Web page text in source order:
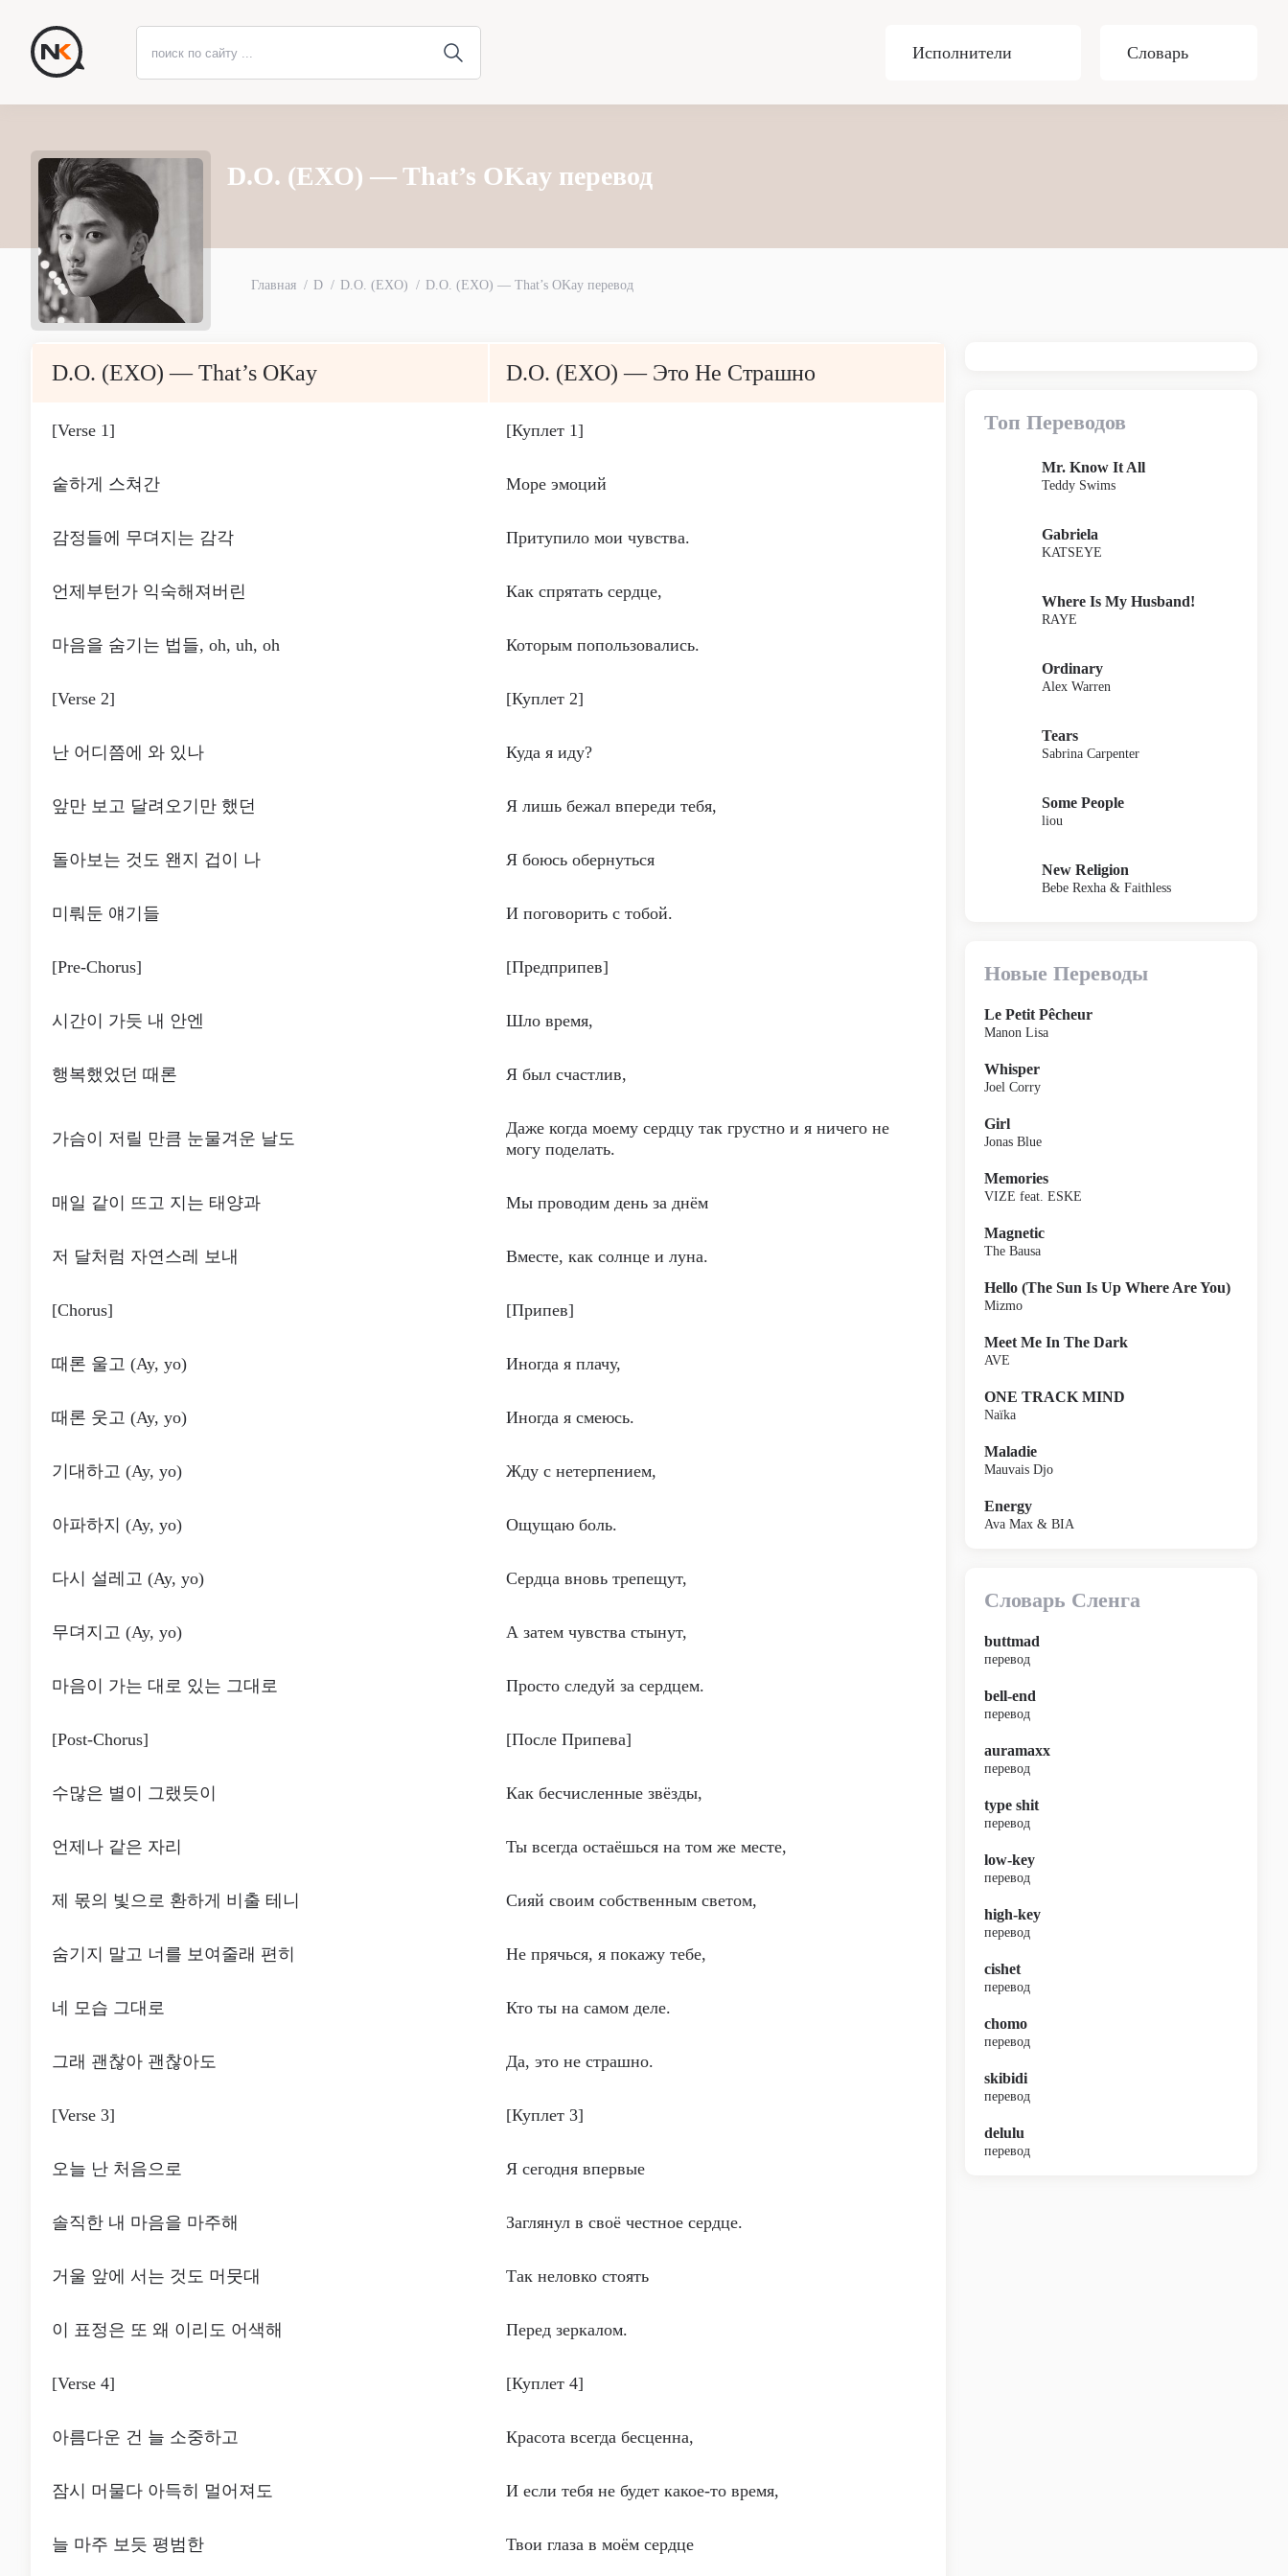
Исполнители Словарь
D.O. (EXO) — That’s OKay перевод
Главная D D.O. (EXO) D.O. (EXO) — That’s OKay перевод
D.O. (EXO) — That’s OKay D.O. (EXO) — Это Не Страшно
[Verse 1] [Куплет 1]
숱하게 스쳐간 Море эмоций
감정들에 무뎌지는 감각 Притупило мои чувства.
언제부턴가 익숙해져버린 Как спрятать сердце,
마음을 숨기는 법들, oh, uh, oh Которым попользовались.
[Verse 2] [Куплет 2]
난 어디쯤에 와 있나 Куда я иду?
앞만 보고 달려오기만 했던 Я лишь бежал впереди тебя,
돌아보는 것도 왠지 겁이 나 Я боюсь обернуться
미뤄둔 얘기들 И поговорить с тобой.
[Pre-Chorus] [Предприпев]
시간이 가듯 내 안엔 Шло время,
행복했었던 때론 Я был счастлив,
가슴이 저릴 만큼 눈물겨운 날도
Даже когда моему сердцу так грустно и я ничего не
могу поделать.
매일 같이 뜨고 지는 태양과 Мы проводим день за днём
저 달처럼 자연스레 보내 Вместе, как солнце и луна.
[Chorus] [Припев]
때론 울고 (Ay, yo) Иногда я плачу,
때론 웃고 (Ay, yo) Иногда я смеюсь.
기대하고 (Ay, yo) Жду с нетерпением,
아파하지 (Ay, yo) Ощущаю боль.
다시 설레고 (Ay, yo) Сердца вновь трепещут,
무뎌지고 (Ay, yo) А затем чувства стынут,
마음이 가는 대로 있는 그대로 Просто следуй за сердцем.
[Post-Chorus] [После Припева]
수많은 별이 그랬듯이 Как бесчисленные звёзды,
언제나 같은 자리 Ты всегда остаёшься на том же месте,
제 몫의 빛으로 환하게 비출 테니 Сияй своим собственным светом,
숨기지 말고 너를 보여줄래 편히 Не прячься, я покажу тебе,
네 모습 그대로 Кто ты на самом деле.
그래 괜찮아 괜찮아도 Да, это не страшно.
[Verse 3] [Куплет 3]
오늘 난 처음으로 Я сегодня впервые
솔직한 내 마음을 마주해 Заглянул в своё честное сердце.
거울 앞에 서는 것도 머뭇대 Так неловко стоять
이 표정은 또 왜 이리도 어색해 Перед зеркалом.
[Verse 4] [Куплет 4]
아름다운 건 늘 소중하고 Красота всегда бесценна,
잠시 머물다 아득히 멀어져도 И если тебя не будет какое-то время,
늘 마주 보듯 평범한 Твои глаза в моём сердце
Топ Переводов
Mr. Know It All
Teddy Swims
Gabriela
KATSEYE
Where Is My Husband!
RAYE
Ordinary
Alex Warren
Tears
Sabrina Carpenter
Some People
liou
New Religion
Bebe Rexha & Faithless
Новые Переводы
Le Petit Pêcheur
Manon Lisa
Whisper
Joel Corry
Girl
Jonas Blue
Memories
VIZE feat. ESKE
Magnetic
The Bausa
Hello (The Sun Is Up Where Are You)
Mizmo
Meet Me In The Dark
AVE
ONE TRACK MIND
Naïka
Maladie
Mauvais Djo
Energy
Ava Max & BIA
Словарь Сленга
buttmad
перевод
bell-end
перевод
auramaxx
перевод
type shit
перевод
low-key
перевод
high-key
перевод
cishet
перевод
chomo
перевод
skibidi
перевод
delulu
перевод